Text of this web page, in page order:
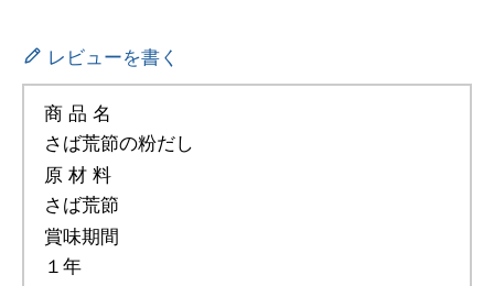
レビューを書く
商 品 名
さば荒節の粉だし
原 材 料
さば荒節
賞味期間
１年